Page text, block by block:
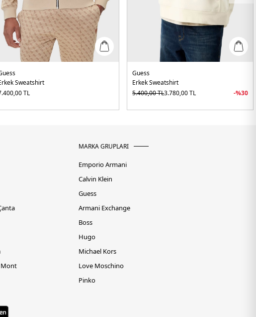
Sweatshirt
TL
Guess
Erkek Sweatshirt
5.400,00TL3.780,00TL -%30
Mont
MARKA GRUPLARI
Emporio Armani
Calvin Klein
Guess
Armani Exchange
Boss
Hugo
Michael Kors
Love Moschino
Pinko